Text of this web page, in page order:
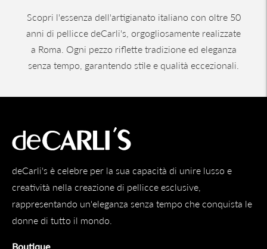
Scopri l'essenza dell'artigianato italiano con oltre 50
anni di pellicce deCarli's, orgogliosamente realizzate
a Roma. Ogni pezzo riflette tradizione ed eleganza
senza tempo, garantendo stile e qualità eccezionali.
deCarli's è celebre per la sua capacità di unire lusso e
creatività nella creazione di pellicce esclusive,
rappresentando un'eleganza senza tempo che conquista le
donne di tutto il mondo.
Boutique